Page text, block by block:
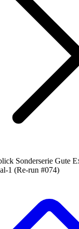
Sonderserie Gute
1 (Re-run #074)